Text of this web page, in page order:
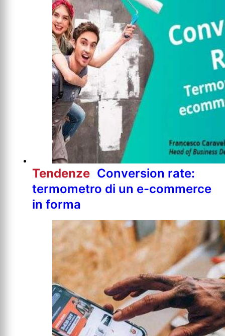
Tendenze Conversion rate:
termometro di un e-commerce
in forma